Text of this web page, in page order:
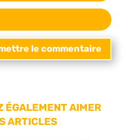
le commentaire
ÉGALEMENT AIMER
ARTICLES